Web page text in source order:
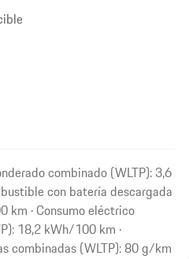
combinado (WLTP): 3,6
con batería descargada
km · Consumo eléctrico
18,2 kWh/100 km ·
combinadas (WLTP): 80 g/km